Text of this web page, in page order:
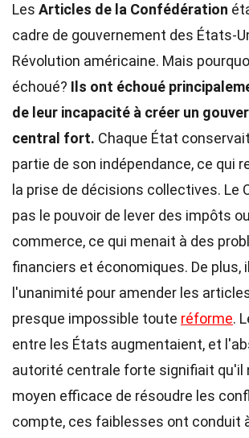
Les Articles de la Confédération
cadre de gouvernement des États-
Révolution américaine. Mais
échoué? Ils ont échoué
de leur incapacité à créer un
central fort. Chaque État
partie de son indépendance, ce qui
la prise de décisions collectives. Le
pas le pouvoir de lever des impôts
commerce, ce qui menait à des
financiers et économiques. De plus,
l'unanimité pour amender les
presque impossible toute réforme.
entre les États augmentaient, et
autorité centrale forte signifiait qu'il
moyen efficace de résoudre les
compte, ces faiblesses ont conduit